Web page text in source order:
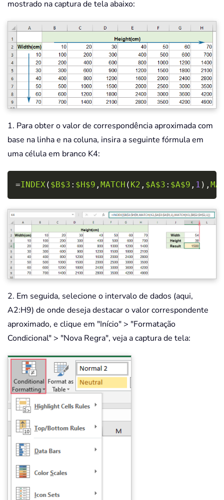
mostrado na captura de tela abaixo:
1. Para obter o valor de correspondência aproximada com
base na linha e na coluna, insira a seguinte fórmula em
uma célula em branco K4:
=INDEX( $B$3 : $H$9 , MATCH ( K2 , $A$3 : $A$9 , 1 ) ,
Copy
2. Em seguida, selecione o intervalo de dados (aqui,
A2:H9) de onde deseja destacar o valor correspondente
aproximado, e clique em "Início" > "Formatação
Condicional" > "Nova Regra", veja a captura de tela: